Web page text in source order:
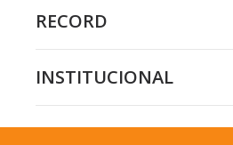
RECORD
INSTITUCIONAL